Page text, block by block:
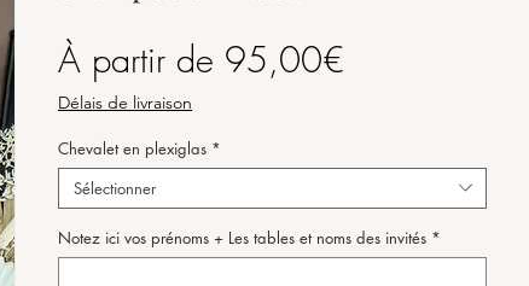
À partir de 95,00€
Délais de livraison
Chevalet en plexiglas *
Sélectionner
Notez ici vos prénoms + Les tables et noms des invités *